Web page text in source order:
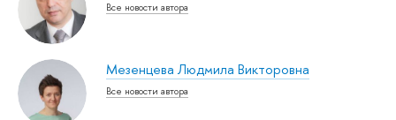
Все новости автора
Мезенцева Людмила Викторовна
Все новости автора